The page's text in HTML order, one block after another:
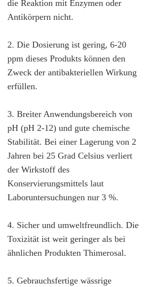
die Reaktion mit Enzymen oder
Antikörpern nicht.
2. Die Dosierung ist gering, 6-20
ppm dieses Produkts können den
Zweck der antibakteriellen Wirkung
erfüllen.
3. Breiter Anwendungsbereich von
pH (pH 2-12) und gute chemische
Stabilität. Bei einer Lagerung von 2
Jahren bei 25 Grad Celsius verliert
der Wirkstoff des
Konservierungsmittels laut
Laboruntersuchungen nur 3 %.
4. Sicher und umweltfreundlich. Die
Toxizität ist weit geringer als bei
ähnlichen Produkten Thimerosal.
5. Gebrauchsfertige wässrige